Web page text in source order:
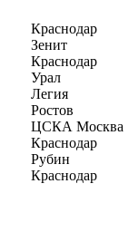
Краснодар
Зенит
Краснодар
Урал
Легия
Ростов
ЦСКА Москва
Краснодар
Рубин
Краснодар